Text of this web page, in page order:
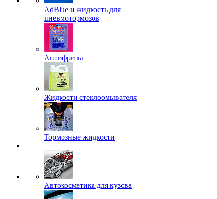
AdBlue и жидкость для
пневмотормозов
Антифризы
Жидкости стеклоомывателя
Тормозные жидкости
Автокосметика для кузова